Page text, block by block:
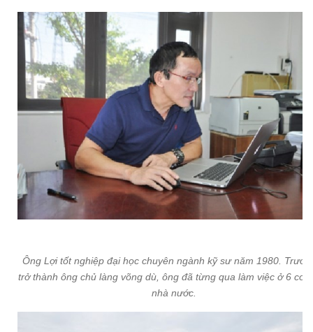
Ông Lợi tốt nghiệp đại học chuyên ngành kỹ sư năm 1980. Trước
trở thành ông chủ làng võng dù, ông đã từng qua làm việc ở 6 cơ
nhà nước.